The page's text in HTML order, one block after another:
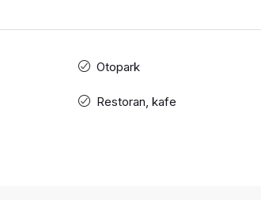
Otopark
Restoran, kafe